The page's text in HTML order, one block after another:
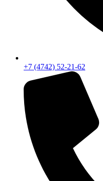
+7 (4742) 52-21-62